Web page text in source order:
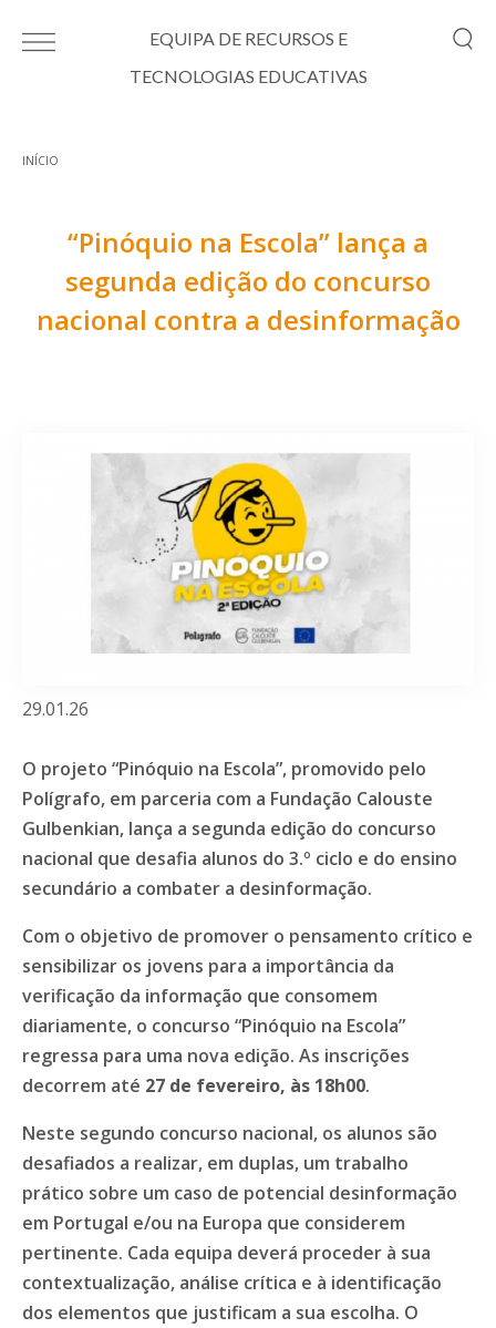
EQUIPA DE RECURSOS E
TECNOLOGIAS EDUCATIVAS
INÍCIO
“Pinóquio na Escola” lança a
segunda edição do concurso
nacional contra a desinformação
29.01.26
O projeto “Pinóquio na Escola”, promovido pelo
Polígrafo, em parceria com a Fundação Calouste
Gulbenkian, lança a segunda edição do concurso
nacional que desafia alunos do 3.º ciclo e do ensino
secundário a combater a desinformação.
Com o objetivo de promover o pensamento crítico e
sensibilizar os jovens para a importância da
verificação da informação que consomem
diariamente, o concurso “Pinóquio na Escola”
regressa para uma nova edição. As inscrições
decorrem até 27 de fevereiro, às 18h00.
Neste segundo concurso nacional, os alunos são
desafiados a realizar, em duplas, um trabalho
prático sobre um caso de potencial desinformação
em Portugal e/ou na Europa que considerem
pertinente. Cada equipa deverá proceder à sua
contextualização, análise crítica e à identificação
dos elementos que justificam a sua escolha. O